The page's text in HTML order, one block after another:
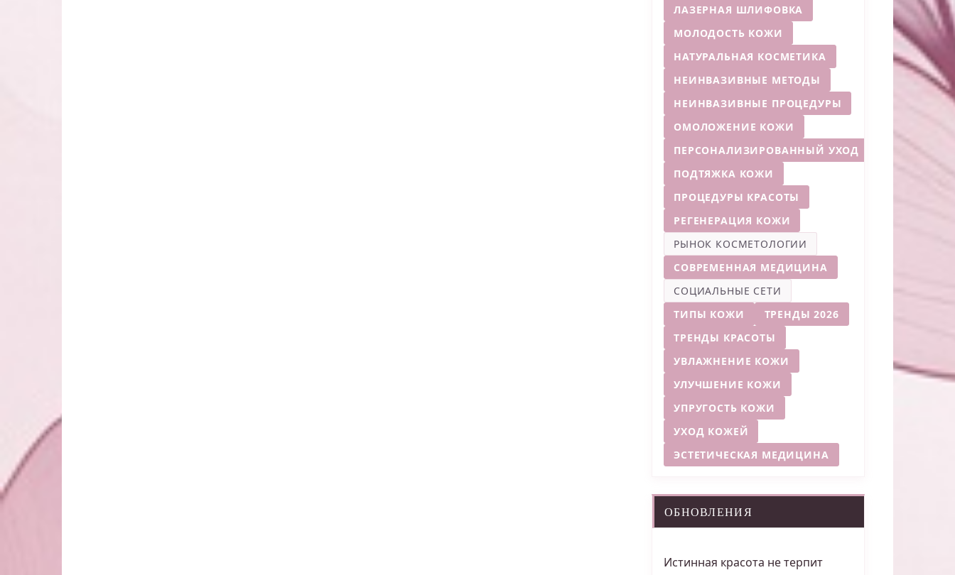
ЛАЗЕРНАЯ ШЛИФОВКА
МОЛОДОСТЬ КОЖИ
НАТУРАЛЬНАЯ КОСМЕТИКА
НЕИНВАЗИВНЫЕ МЕТОДЫ
НЕИНВАЗИВНЫЕ ПРОЦЕДУРЫ
ОМОЛОЖЕНИЕ КОЖИ
ПЕРСОНАЛИЗИРОВАННЫЙ УХОД
ПОДТЯЖКА КОЖИ
ПРОЦЕДУРЫ КРАСОТЫ
РЕГЕНЕРАЦИЯ КОЖИ
РЫНОК КОСМЕТОЛОГИИ
СОВРЕМЕННАЯ МЕДИЦИНА
СОЦИАЛЬНЫЕ СЕТИ
ТИПЫ КОЖИ
ТРЕНДЫ 2026
ТРЕНДЫ КРАСОТЫ
УВЛАЖНЕНИЕ КОЖИ
УЛУЧШЕНИЕ КОЖИ
УПРУГОСТЬ КОЖИ
УХОД КОЖЕЙ
ЭСТЕТИЧЕСКАЯ МЕДИЦИНА
ОБНОВЛЕНИЯ
Истинная красота не терпит